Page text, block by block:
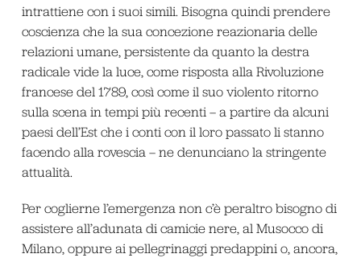
intrattiene con i suoi simili. Bisogna quindi prendere
coscienza che la sua concezione reazionaria delle
relazioni umane, persistente da quanto la destra
radicale vide la luce, come risposta alla Rivoluzione
francese del 1789, così come il suo violento ritorno
sulla scena in tempi più recenti – a partire da alcuni
paesi dell’Est che i conti con il loro passato li stanno
facendo alla rovescia – ne denunciano la stringente
attualità.
Per coglierne l’emergenza non c’è peraltro bisogno di
assistere all’adunata di camicie nere, al Musocco di
Milano, oppure ai pellegrinaggi predappini o, ancora,